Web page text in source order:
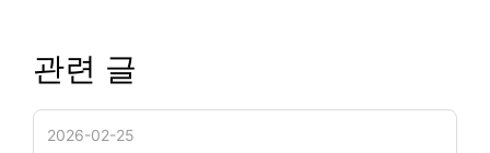
관련 글
2026-02-25